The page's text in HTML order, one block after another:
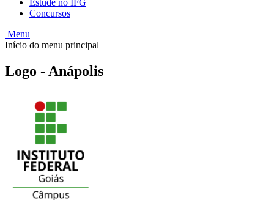
Estude no IFG
Concursos
Menu
Início do menu principal
Logo - Anápolis